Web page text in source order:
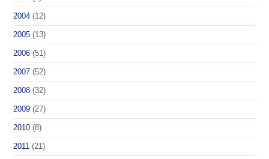
2004 (12)
2005 (13)
2006 (51)
2007 (52)
2008 (32)
2009 (27)
2010 (8)
2011 (21)